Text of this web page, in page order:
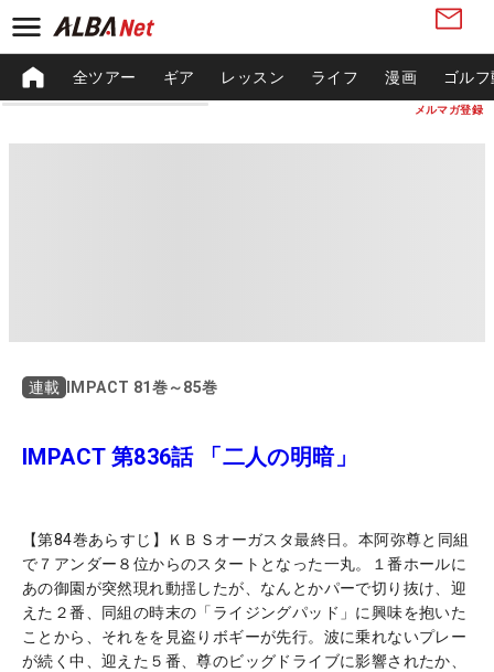
メルマガ登録
全ツアー ギア レッスン ライフ 漫画 ゴル
連載 IMPACT 81巻～85巻
IMPACT 第836話 「二人の明暗」
【第84巻あらすじ】ＫＢＳオーガスタ最終日。本阿弥尊と同組
で７アンダー８位からのスタートとなった一丸。１番ホールに
あの御園が突然現れ動揺したが、なんとかパーで切り抜け、迎
えた２番、同組の時末の「ライジングパッド」に興味を抱いた
ことから、それをを見盗りボギーが先行。波に乗れないプレー
が続く中、迎えた５番、尊のビッグドライブに影響されたか、